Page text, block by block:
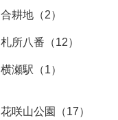
合耕地（2）
札所八番（12）
横瀬駅（1）
花咲山公園（17）